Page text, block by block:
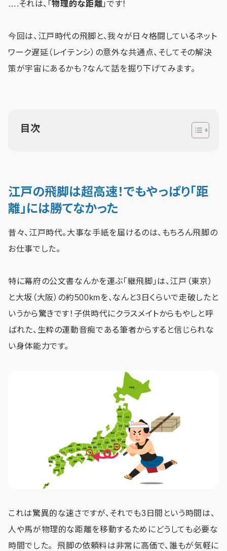
….それは、「物理的な距離 」です！
今回は、江戸時代の飛脚と、我々が日々格闘しているネット
ワーク遅延（レイテンシ）の意外な共通点、そしてその解決
策が宇宙にあるかも？なんて話を掘り下げてみます。
目次
江戸の飛脚は超高速！でもやっぱり「距
離」には勝てなかった
昔々、江戸時代。大事な手紙を届けるのは、もちろん飛脚の
お仕事でした。
特に幕府の公文書なんかを運ぶ「継飛脚」は、江戸（東京）
と大坂（大阪）の約500kmを、なんと3日くらいで走破したと
いうから驚きです！子供時代にクラスメイトからもやしと呼
ばれた、生粋の運動音痴である筆者からすると信じられな
い身体能力です。
これは驚異的な速さですが、それでも3日間という時間は、
人や馬が物理的な距離を移動するためにどうしても必要な
時間でした。 飛脚の依頼料は非常に高価で、誰もが気軽に